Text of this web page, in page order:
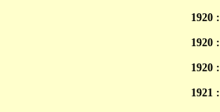
1920 :
1920 :
1920 :
1921 :